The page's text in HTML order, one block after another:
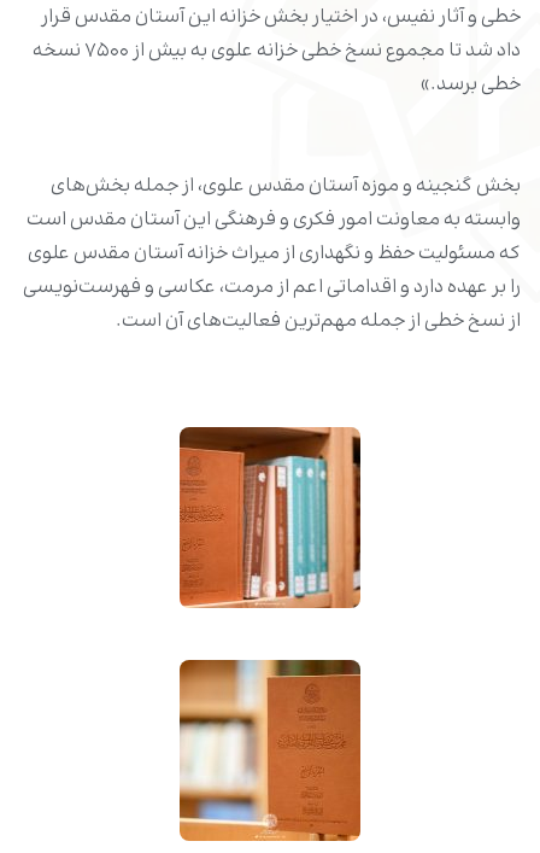
خطی و آثار نفیس، در اختیار بخش خزانه این آستان مقدس قرار
داد شد تا مجموع نسخ خطی خزانه علوی به بیش از ۷۵۰۰ نسخه
خطی برسد.»
بخش گنجینه و موزه آستان مقدس علوی، از جمله بخش‌های
وابسته به معاونت امور فکری و فرهنگی این آستان مقدس است
که مسئولیت حفظ و نگهداری از میراث خزانه آستان مقدس علوی
را بر عهده دارد و اقداماتی اعم از مرمت، عکاسی و فهرست‌نویسی
از نسخ خطی از جمله مهم‌ترین فعالیت‌های آن است.